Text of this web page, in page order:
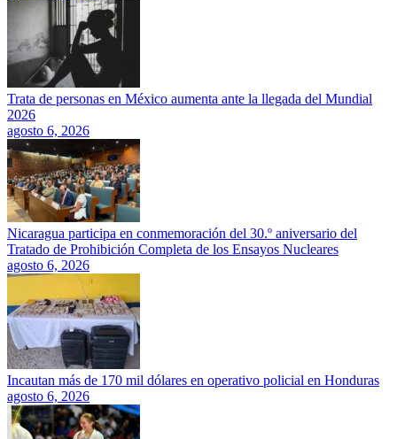
Trata de personas en México aumenta ante la llegada del Mundial
2026
agosto 6, 2026
Nicaragua participa en conmemoración del 30.º aniversario del
Tratado de Prohibición Completa de los Ensayos Nucleares
agosto 6, 2026
Incautan más de 170 mil dólares en operativo policial en Honduras
agosto 6, 2026